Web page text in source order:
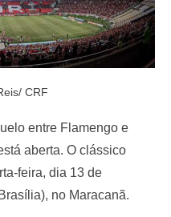
CRF
entre Flamengo e
aberta. O clássico
feira, dia 13 de
no Maracanã.